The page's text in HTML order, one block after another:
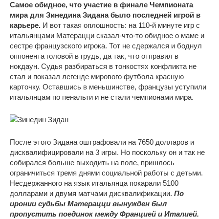
Самое обидное, что участие в финале Чемпионата
мира для Зинедина Зидана было последней игрой в
карьере. И вот такая оплошность: на 110-й минуте игр с
итальянцами Матерацци сказал-что-то обидное о маме и
сестре французского игрока. Тот не сдержался и боднул
оппонента головой в грудь, да так, что отправил в
нокдаун. Судья разбираться в тонкостях конфликта не
стал и показал легенде мирового футбола красную
карточку. Оставшись в меньшинстве, французы уступили
итальянцам по пенальти и не стали чемпионами мира.
После этого Зидана оштрафовали на 7650 долларов и
дисквалифицировали на 3 игры. Но поскольку он и так не
собирался больше выходить на поле, пришлось
ограничиться тремя днями социальной работы с детьми.
Несдержанного на язык итальянца покарали 5100
долларами и двумя матчами дисквалификации. По
иронии судьбы Матерацци вынужден был
пропустить поединок между Францией и Италией.